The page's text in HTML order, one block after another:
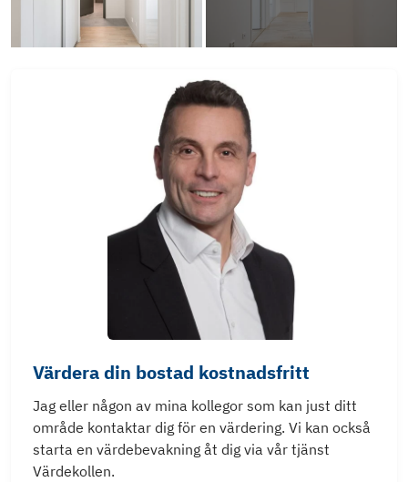
Värdera din bostad kostnadsfritt
Jag eller någon av mina kollegor som kan just ditt
område kontaktar dig för en värdering. Vi kan också
starta en värdebevakning åt dig via vår tjänst
Värdekollen.